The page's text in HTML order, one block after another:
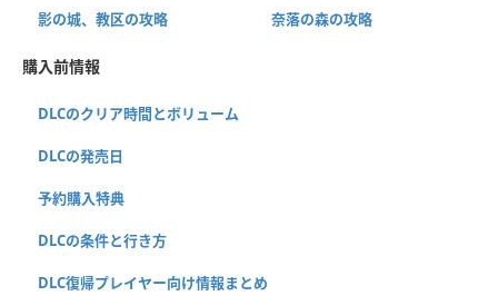
影の城、教区の攻略 奈落の森の攻略
購入前情報
DLCのクリア時間とボリューム
DLCの発売日
予約購入特典
DLCの条件と行き方
DLC復帰プレイヤー向け情報まとめ